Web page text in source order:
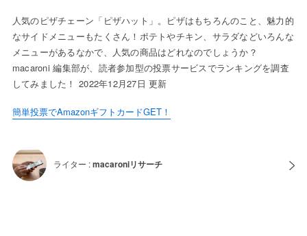
人気のピザチェーン「ピザハット」。ピザはもちろんのこと、魅力的
なサイドメニューもたくさん！ポテトやチキン、サラダなどいろんな
メニューがあるなかで、人気の商品はどれなのでしょうか？
macaroni 編集部が、読者参加型の投票サービスでランキングを調査
してみました！ 2022年12月27日 更新
簡単投票でAmazonギフトカードGET！
ライター :macaroniリサーチ